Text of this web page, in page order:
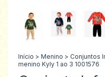
Início > Menino > Conjuntos
menino Kyly 1 ao 3 1001576